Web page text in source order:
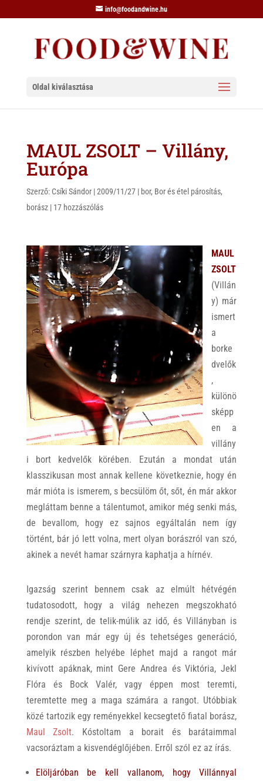
info@foodandwine.hu
Oldal kiválasztása
MAUL ZSOLT – Villány,
Európa
Szerző: Csíki Sándor|2009/11/27| bor, Bor és étel párosítás,
borász| 17 hozzászólás
MAUL
ZSOLT
(Villán
y) már
ismert
a
borke
dvelők
,
különö
sképp
en a
villány
i bort kedvelők körében. Ezután a mondat után
klasszikusan most annak kellene következnie, hogy én
már mióta is ismerem, s becsülöm őt, sőt, én már akkor
megláttam benne a tálentumot, amikor még senki más,
de bevallom, hogy ez sajnos egyáltalán nem így
történt, bár jó lett volna, mert olyan borászról van szó,
akinek a nevét hamar szárnyra kaphatja a hírnév.
Igazság szerint bennem csak az elmúlt hétvégén
tudatosodott, hogy a világ nehezen megszokható
rendje szerint, de telik-múlik az idő, és Villányban is
porondon van már egy új és tehetséges generáció,
amelyik részben helyébe léphet majd a rangot már
kivívott apáknak, mint Gere Andrea és Viktória, Jekl
Flóra és Bock Valér, vagy éppen most teremti,
teremtette meg a maga számára a rangot. Utóbbiak
közé tartozik egy reményekkel kecsegtető fiatal borász,
Maul Zsolt. Kóstoltam a borait és barátaimmal
vacsoráztam a kisvendéglőjében. Erről szól ez az írás.
Elöljáróban be kell vallanom, hogy Villánnyal